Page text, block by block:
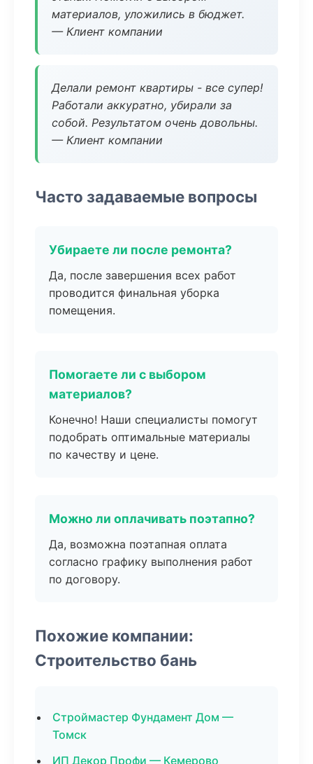
материалов, уложились в бюджет.
— Клиент компании
Делали ремонт квартиры - все супер!
Работали аккуратно, убирали за
собой. Результатом очень довольны.
— Клиент компании
Часто задаваемые вопросы
Убираете ли после ремонта?
Да, после завершения всех работ
проводится финальная уборка
помещения.
Помогаете ли с выбором
материалов?
Конечно! Наши специалисты помогут
подобрать оптимальные материалы
по качеству и цене.
Можно ли оплачивать поэтапно?
Да, возможна поэтапная оплата
согласно графику выполнения работ
по договору.
Похожие компании:
Строительство бань
Строймастер Фундамент Дом —
Томск
ИП Декор Профи — Кемерово